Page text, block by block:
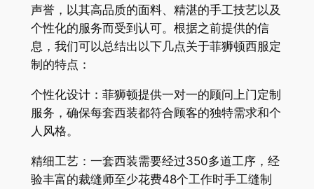
声誉，以其高品质的面料、精湛的手工技艺以及
个性化的服务而受到认可。根据之前提供的信
息，我们可以总结出以下几点关于菲狮顿西服定
制的特点：
个性化设计：菲狮顿提供一对一的顾问上门定制
服务，确保每套西装都符合顾客的独特需求和个
人风格。
精细工艺：一套西装需要经过350多道工序，经
验丰富的裁缝师至少花费48个工作时手工缝制